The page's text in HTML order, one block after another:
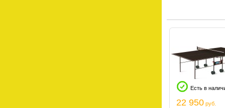
Есть в
22 950 руб.